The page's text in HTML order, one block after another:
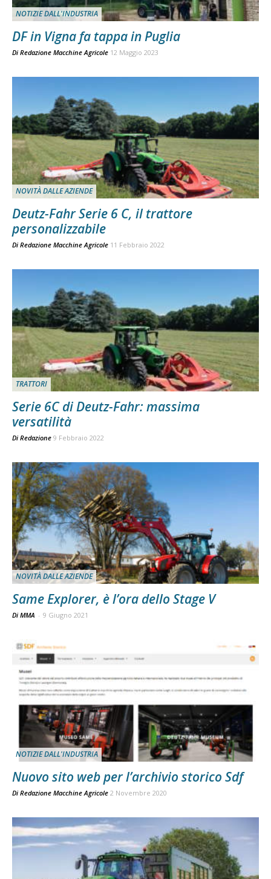
NOTIZIE DALL'INDUSTRIA
DF in Vigna fa tappa in Puglia
Di Redazione Macchine Agricole 12 Maggio 2023
NOVITÀ DALLE AZIENDE
Deutz-Fahr Serie 6 C, il trattore
personalizzabile
Di Redazione Macchine Agricole 11 Febbraio 2022
TRATTORI
Serie 6C di Deutz-Fahr: massima
versatilità
Di Redazione 9 Febbraio 2022
NOVITÀ DALLE AZIENDE
Same Explorer, è l’ora dello Stage V
Di MMA - 9 Giugno 2021
NOTIZIE DALL'INDUSTRIA
Nuovo sito web per l’archivio storico Sdf
Di Redazione Macchine Agricole 2 Novembre 2020